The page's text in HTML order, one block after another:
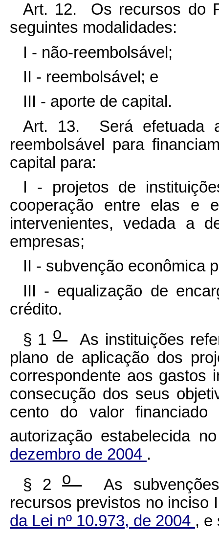
Art. 12. Os recursos do
seguintes modalidades:
I - não-reembolsável;
II - reembolsável; e
III - aporte de capital.
Art. 13. Será efetuada
reembolsável para
capital para:
I - projetos de
cooperação entre elas e
intervenientes, vedada a
empresas;
II - subvenção econômica
III - equalização de
crédito.
§ 1o As instituições
plano de aplicação dos
correspondente aos gastos
consecução dos seus
cento do valor
autorização estabelecida
dezembro de 2004 .
§ 2o As subvenções
recursos previstos no inciso
da Lei nº 10.973, de 2004 , e